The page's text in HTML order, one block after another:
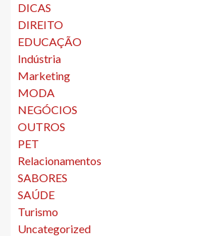
DICAS
DIREITO
EDUCAÇÃO
Indústria
Marketing
MODA
NEGÓCIOS
OUTROS
PET
Relacionamentos
SABORES
SAÚDE
Turismo
Uncategorized